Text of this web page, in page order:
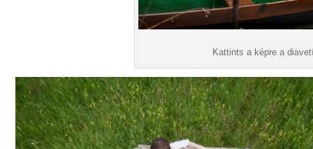
Kattints a képre a